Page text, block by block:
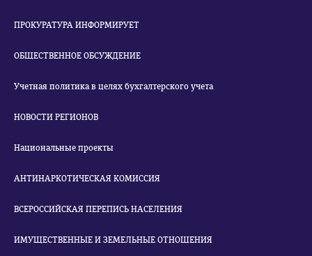
ПРОКУРАТУРА ИНФОРМИРУЕТ
ОБЩЕСТВЕННОЕ ОБСУЖДЕНИЕ
Учетная политика в целях бухгалтерского учета
НОВОСТИ РЕГИОНОВ
Национальные проекты
АНТИНАРКОТИЧЕСКАЯ КОМИССИЯ
ВСЕРОССИЙСКАЯ ПЕРЕПИСЬ НАСЕЛЕНИЯ
ИМУЩЕСТВЕННЫЕ И ЗЕМЕЛЬНЫЕ ОТНОШЕНИЯ